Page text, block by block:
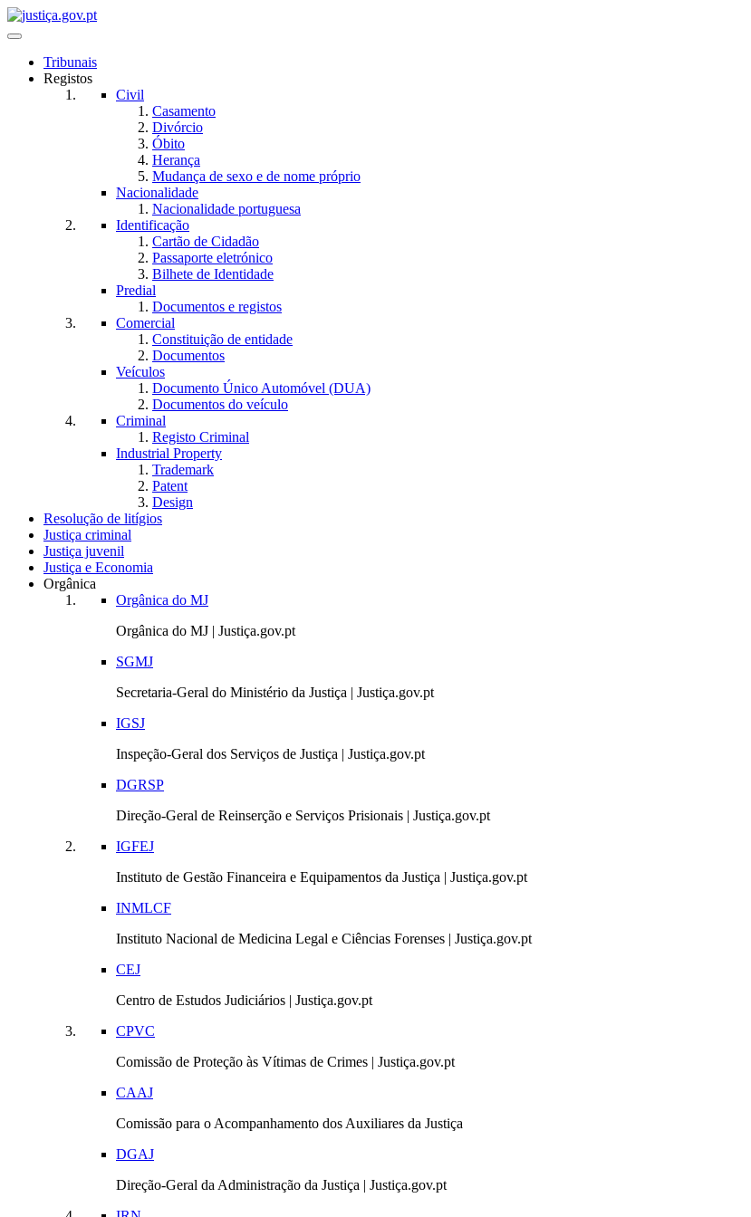
Toggle navigation
Tribunais
Registos
Civil
Casamento
Divórcio
Óbito
Herança
Mudança de sexo e de nome próprio
Nacionalidade
Nacionalidade portuguesa
Identificação
Cartão de Cidadão
Passaporte eletrónico
Bilhete de Identidade
Predial
Documentos e registos
Comercial
Constituição de entidade
Documentos
Veículos
Documento Único Automóvel (DUA)
Documentos do veículo
Criminal
Registo Criminal
Industrial Property
Trademark
Patent
Design
Resolução de litígios
Justiça criminal
Justiça juvenil
Justiça e Economia
Orgânica
Orgânica do MJ
Orgânica do MJ | Justiça.gov.pt
SGMJ
Secretaria-Geral do Ministério da Justiça | Justiça.gov.pt
IGSJ
Inspeção-Geral dos Serviços de Justiça | Justiça.gov.pt
DGRSP
Direção-Geral de Reinserção e Serviços Prisionais | Justiça.gov.pt
IGFEJ
Instituto de Gestão Financeira e Equipamentos da Justiça | Justiça.gov.pt
INMLCF
Instituto Nacional de Medicina Legal e Ciências Forenses | Justiça.gov.pt
CEJ
Centro de Estudos Judiciários | Justiça.gov.pt
CPVC
Comissão de Proteção às Vítimas de Crimes | Justiça.gov.pt
CAAJ
Comissão para o Acompanhamento dos Auxiliares da Justiça
DGAJ
Direção-Geral da Administração da Justiça | Justiça.gov.pt